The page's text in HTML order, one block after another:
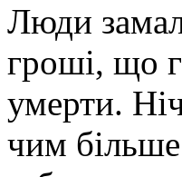
Люди
гроші, що
умерти.
чим